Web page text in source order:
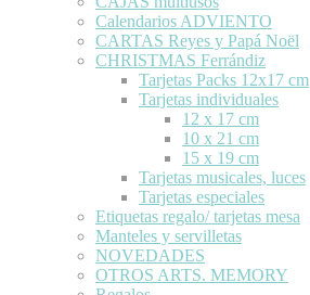
Calendarios ADVIENTO
CARTAS Reyes y Papá Noël
CHRISTMAS Ferrándiz
Tarjetas Packs 12x17 cm
Tarjetas individuales
12 x 17 cm
10 x 21 cm
15 x 19 cm
Tarjetas musicales, luces
Tarjetas especiales
Etiquetas regalo/ tarjetas mesa
Manteles y servilletas
NOVEDADES
OTROS ARTS. MEMORY